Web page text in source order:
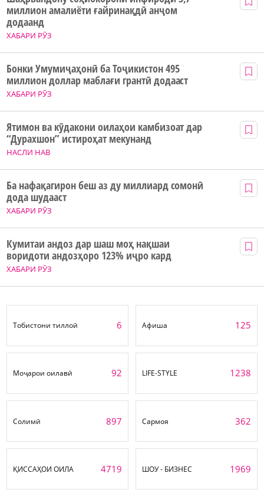
ХАБАРИ РӮЗ
миллион амалиёти ғайринақдӣ анҷом
додаанд
ХАБАРИ РӮЗ
Бонки Умумиҷаҳонӣ ба Тоҷикистон 495
миллион доллар маблағи грантӣ додааст
НАСЛИ НАВ
Ятимон ва кӯдакони оилаҳои камбизоат дар
“Дурахшон” истироҳат мекунанд
ХАБАРИ РӮЗ
Ба нафақагирон беш аз ду миллиард сомонӣ
дода шудааст
ХАБАРИ РӮЗ
Кумитаи андоз дар шаш моҳ нақшаи
воридоти андозҳоро 123% иҷро кард
Тобистони тиллоӣ 6 Афиша 125
Моҷарои оилавӣ 92 LIFE-STYLE 1238
Солимӣ 897 Сармоя 362
ҚИССАҲОИ ОИЛА 4719 ШОУ - БИЗНЕС 1969